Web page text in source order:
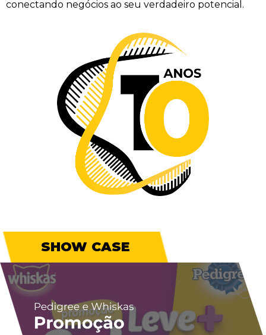
conectando negócios ao seu verdadeiro potencial.
SHOW CASE